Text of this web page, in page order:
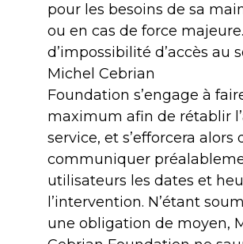
pour les besoins de sa
ou en cas de force
d’impossibilité d’accès au
Michel Cebrian
Foundation s’engage à
maximum afin de rétablir
service, et s’efforcera alors
communiquer
utilisateurs les dates et
l’intervention. N’étant
une obligation de moyen,